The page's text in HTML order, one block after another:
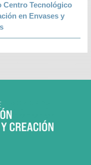
Centro Tecnológico
en Envases y